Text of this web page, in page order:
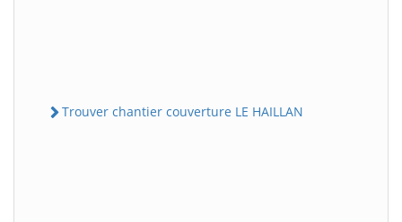
Trouver chantier couverture LE HAILLAN